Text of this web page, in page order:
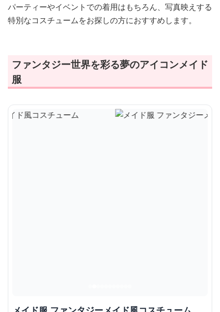
パーティーやイベントでの着用はもちろん、写真映えする
特別なコスチュームをお探しの方におすすめします。
ファンタジー世界を彩る夢のアイコンメイド
服